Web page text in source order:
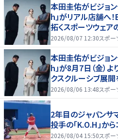
本田圭佑がビジョン
h」がリアル店舗へ
拓くスポーツウェ
2026/08/07 12:30スポー
本田圭佑がビジョン
h」が8月7日（金）
クスクルーシブ展
店舗へ、新宿POP
2026/08/06 13:48スポー
2年目のジャパンサ
投手の「K.O.H」か
2026/08/04 15:50スポー